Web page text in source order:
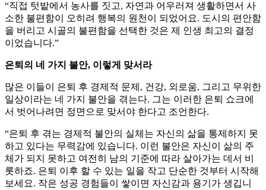
“직접 텃밭에서 농사를 짓고, 자연과 어우러져 생활하면서 사
소한 불편함이 오히려 행복의 원천이 되었어요. 도시의 편안함
을 버리고 시골의 불편함을 선택한 것은 제 인생 최고의 결정
이었습니다.”
은퇴의 네 가지 불안, 이렇게 맞서라
많은 이들이 은퇴 후 경제적 문제, 건강, 외로움, 그리고 무위한
일상이라는 네 가지 불안을 겪는다. 그는 이러한 은퇴 쇼크에
서 벗어나려면 정면으로 맞서야 한다고 조언한다.
“은퇴 후 겪는 경제적 불안의 실체는 자신의 삶을 통제하지 못
하고 있다는 무력감에 있습니다. 이런 불안은 자신이 삶의 주
체가 되지 못하고 여전히 남의 기준에 따라 살아가는 데서 비
롯하죠. 은퇴 이후 할 수 있는 일을 작고 단순한 것부터 시작해
보세요. 작은 성공 경험들이 쌓이면 자신감과 용기가 생깁니